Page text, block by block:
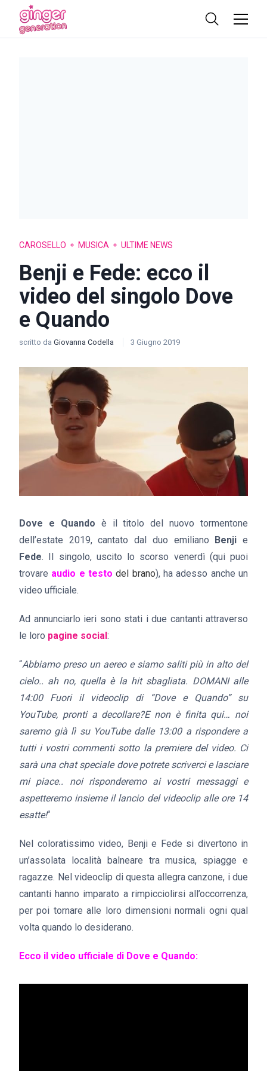
CAROSELLO MUSICA ULTIME NEWS
Benji e Fede: ecco il
video del singolo Dove
e Quando
scritto da Giovanna Codella 3 Giugno 2019
Dove e Quando è il titolo del nuovo tormentone
dell’estate 2019, cantato dal duo emiliano Benji e
Fede. Il singolo, uscito lo scorso venerdì (qui puoi
trovare audio e testodel brano), ha adesso anche un
video ufficiale.
Ad annunciarlo ieri sono stati i due cantanti attraverso
le loro pagine social:
“Abbiamo preso un aereo e siamo saliti più in alto del
cielo.. ah no, quella è la hit sbagliata. DOMANI alle
14:00 Fuori il videoclip di “Dove e Quando” su
YouTube, pronti a decollare?E non è finita qui… noi
saremo già lì su YouTube dalle 13:00 a rispondere a
tutti i vostri commenti sotto la premiere del video. Ci
sarà una chat speciale dove potrete scriverci e lasciare
mi piace.. noi risponderemo ai vostri messaggi e
aspetteremo insieme il lancio del videoclip alle ore 14
esatte!“
Nel coloratissimo video, Benji e Fede si divertono in
un’assolata località balneare tra musica, spiagge e
ragazze. Nel videoclip di questa allegra canzone, i due
cantanti hanno imparato a rimpicciolirsi all’occorrenza,
per poi tornare alle loro dimensioni normali ogni qual
volta quando lo desiderano.
Ecco il video ufficiale di Dove e Quando: